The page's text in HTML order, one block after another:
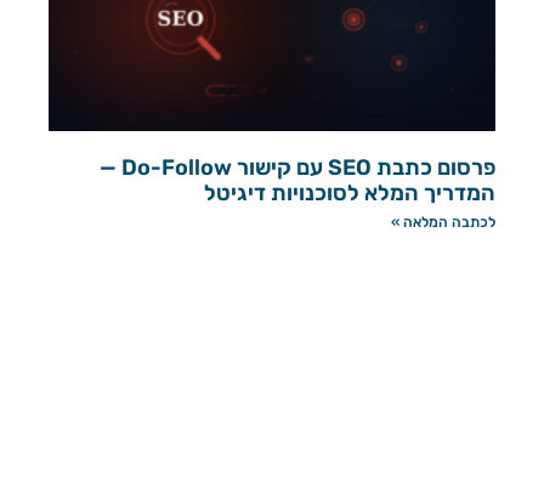
פרסום כתבת SEO עם קישור Do-Follow —
המדריך המלא לסוכנויות דיגיטל
לכתבה המלאה »